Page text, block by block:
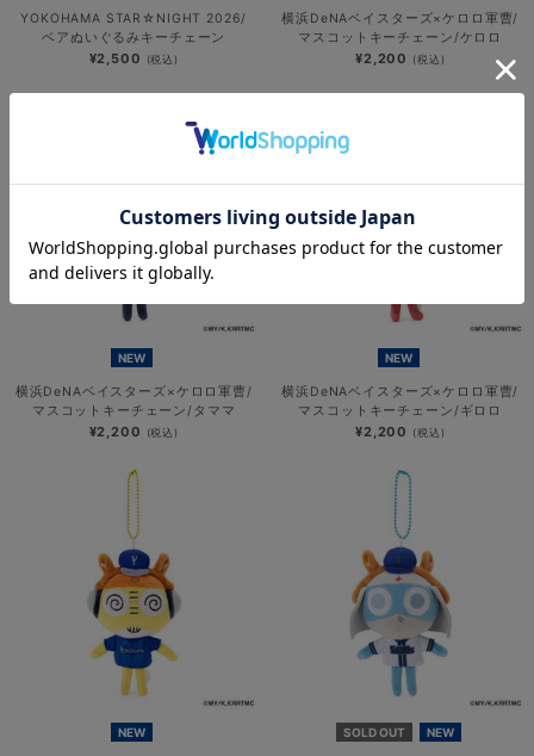
YOKOHAMA STAR☆NIGHT 2026/
ベアぬいぐるみキーチェーン
¥2,500 (税込)
横浜DeNAベイスターズ×ケロロ軍曹/
マスコットキーチェーン/ケロロ
¥2,200 (税込)
NEW
横浜DeNAベイスターズ×ケロロ軍曹/
マスコットキーチェーン/タママ
¥2,200 (税込)
NEW
横浜DeNAベイスターズ×ケロロ軍曹/
マスコットキーチェーン/ギロロ
¥2,200 (税込)
NEW SOLD OUT NEW